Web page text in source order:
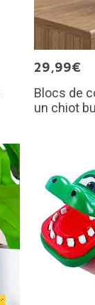
29,99€
Blocs de
un chiot